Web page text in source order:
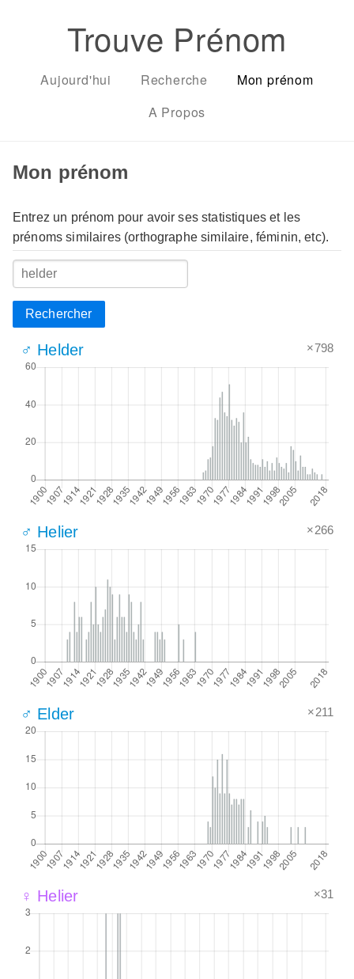
Trouve Prénom
Aujourd'hui Recherche
Mon prénom
A Propos
Mon prénom
Entrez un prénom pour avoir ses statistiques et les
prénoms similaires (orthographe similaire, féminin, etc).
Rechercher
♂ Helder ×798
♂ Helier ×266
♂ Elder ×211
♀ Helier ×31